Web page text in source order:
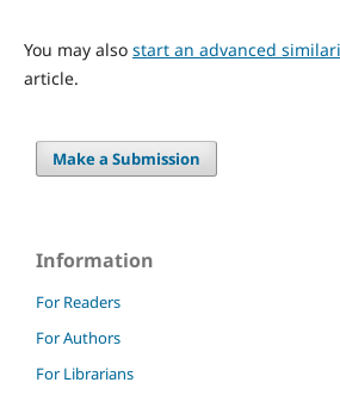
You may also start an advanced
article.
Make a Submission
Information
For Readers
For Authors
For Librarians